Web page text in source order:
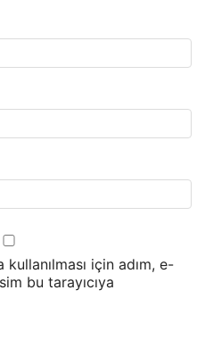
için adım, e-
bu tarayıcıya